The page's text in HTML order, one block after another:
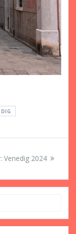
Nächster
Venedig 2024